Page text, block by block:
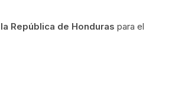
República de Honduras para el